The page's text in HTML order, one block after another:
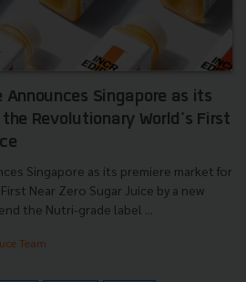
Announces Singapore as its
Revolutionary World's First
Singapore as its premiere market for
Near Zero Sugar Juice by a new
the Nutri-grade label ...
Team